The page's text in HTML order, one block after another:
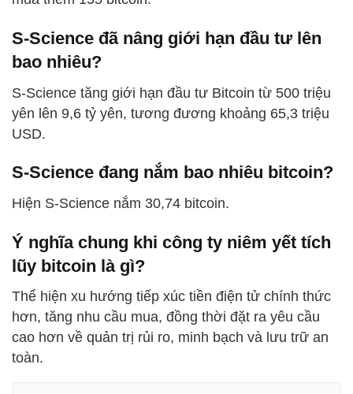
S-Science đã nâng giới hạn đầu tư lên
bao nhiêu?
S-Science tăng giới hạn đầu tư Bitcoin từ 500 triệu
yên lên 9,6 tỷ yên, tương đương khoảng 65,3 triệu
USD.
S-Science đang nắm bao nhiêu bitcoin?
Hiện S-Science nắm 30,74 bitcoin.
Ý nghĩa chung khi công ty niêm yết tích
lũy bitcoin là gì?
Thể hiện xu hướng tiếp xúc tiền điện tử chính thức
hơn, tăng nhu cầu mua, đồng thời đặt ra yêu cầu
cao hơn về quản trị rủi ro, minh bạch và lưu trữ an
toàn.